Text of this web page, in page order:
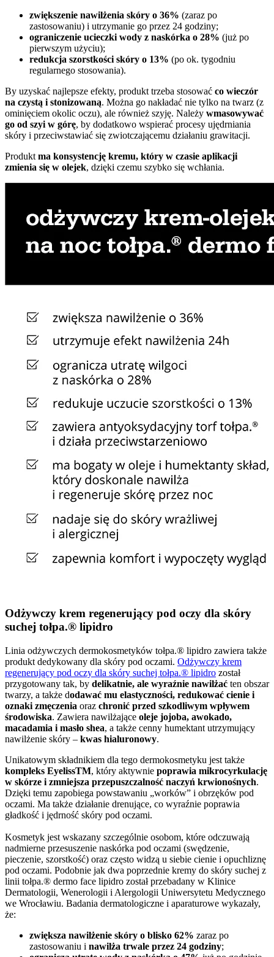
zwiększenie nawilżenia skóry o 36% (zaraz po
zastosowaniu) i utrzymanie go przez 24 godziny;
ograniczenie ucieczki wody z naskórka o 28% (już po
pierwszym użyciu);
redukcja szorstkości skóry o 13% (po ok. tygodniu
regularnego stosowania).
By uzyskać najlepsze efekty, produkt trzeba stosować co wieczór
na czystą i stonizowaną. Można go nakładać nie tylko na twarz (z
ominięciem okolic oczu), ale również szyję. Należy wmasowywać
go od szyi w górę, by dodatkowo wspierać procesy ujędrniania
skóry i przeciwstawiać się zwiotczającemu działaniu grawitacji.
Produkt ma konsystencję kremu, który w czasie aplikacji
zmienia się w olejek, dzięki czemu szybko się wchłania.
Odżywczy krem regenerujący pod oczy dla skóry
suchej tołpa.® lipidro
Linia odżywczych dermokosmetyków tołpa.® lipidro zawiera także
produkt dedykowany dla skóry pod oczami. Odżywczy krem
regenerujący pod oczy dla skóry suchej tołpa.® lipidro został
przygotowany tak, by delikatnie, ale wyraźnie nawilżać ten obszar
twarzy, a także dodawać mu elastyczności, redukować cienie i
oznaki zmęczenia oraz chronić przed szkodliwym wpływem
środowiska. Zawiera nawilżające oleje jojoba, awokado,
macadamia i masło shea, a także cenny humektant utrzymujący
nawilżenie skóry – kwas hialuronowy.
Unikatowym składnikiem dla tego dermokosmetyku jest także
kompleks EyelissTM, który aktywnie poprawia mikrocyrkulację
w skórze i zmniejsza przepuszczalność naczyń krwionośnych.
Dzięki temu zapobiega powstawaniu „worków” i obrzęków pod
oczami. Ma także działanie drenujące, co wyraźnie poprawia
gładkość i jędrność skóry pod oczami.
Kosmetyk jest wskazany szczególnie osobom, które odczuwają
nadmierne przesuszenie naskórka pod oczami (swędzenie,
pieczenie, szorstkość) oraz często widzą u siebie cienie i opuchliznę
pod oczami. Podobnie jak dwa poprzednie kremy do skóry suchej z
linii tołpa.® dermo face lipidro został przebadany w Klinice
Dermatologii, Wenerologii i Alergologii Uniwersytetu Medycznego
we Wrocławiu. Badania dermatologiczne i aparaturowe wykazały,
że:
zwiększa nawilżenie skóry o blisko 62% zaraz po
zastosowaniu i nawilża trwale przez 24 godziny;